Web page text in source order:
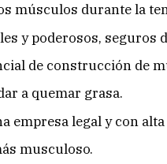
músculos durante la
y poderosos, seguros
de construcción de
a quemar grasa.
empresa legal y con
musculoso.